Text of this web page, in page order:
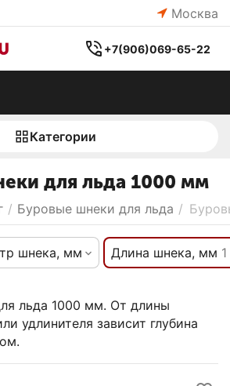
Москва
+7(906)069-65-22
Категории
для льда 1000 мм
/ Буровые шнеки для льда /
шнека, мм Длина шнека, мм 1
льда 1000 мм. От длины
удлинителя зависит глубина